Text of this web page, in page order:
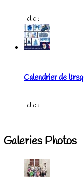
clic !
Calendrier de
clic !
Galeries Photos